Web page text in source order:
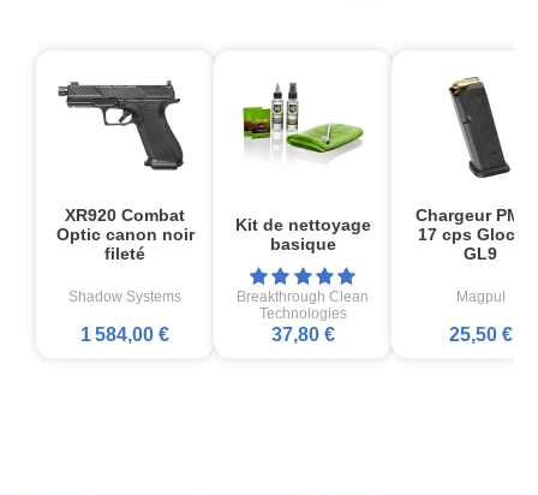
XR920 Combat
Optic canon noir
fileté
Shadow Systems
1 584,00 €
Kit de nettoyage
basique
Breakthrough Clean
Technologies
37,80 €
Chargeur
17 cps
GL9
Magpul
25,50 €